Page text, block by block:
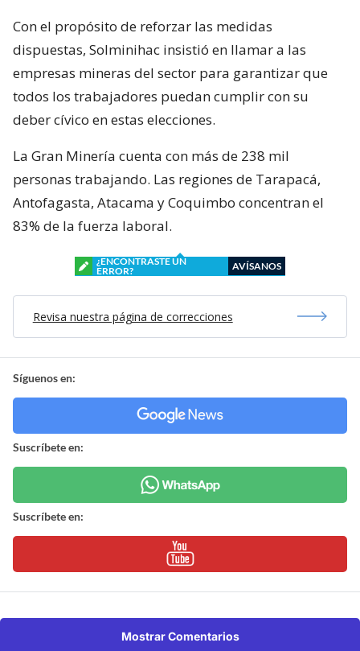
Con el propósito de reforzar las medidas
dispuestas, Solminihac insistió en llamar a las
empresas mineras del sector para garantizar que
todos los trabajadores puedan cumplir con su
deber cívico en estas elecciones.
La Gran Minería cuenta con más de 238 mil
personas trabajando. Las regiones de Tarapacá,
Antofagasta, Atacama y Coquimbo concentran el
83% de la fuerza laboral.
¿ENCONTRASTE UN
ERROR?
AVÍSANOS
Revisa nuestra página de correcciones
Síguenos en:
Suscríbete en:
Suscríbete en:
Mostrar Comentarios